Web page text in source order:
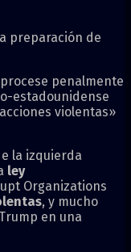
preparación de
penalmente
estadounidense
violentas»
la izquierda
ley
Organizations
, y mucho
en una